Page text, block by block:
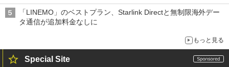
「LINEMO」のベストプラン、Starlink Directと無制限海外デー
タ通信が追加料金なしに
もっと見る
Special Site